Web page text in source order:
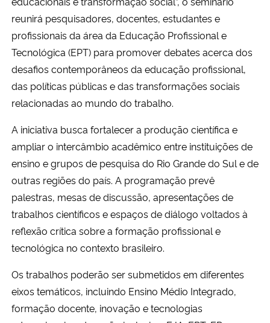
reunirá pesquisadores, docentes, estudantes e
profissionais da área da Educação Profissional e
Tecnológica (EPT) para promover debates acerca dos
desafios contemporâneos da educação profissional,
das políticas públicas e das transformações sociais
relacionadas ao mundo do trabalho.
A iniciativa busca fortalecer a produção científica e
ampliar o intercâmbio acadêmico entre instituições de
ensino e grupos de pesquisa do Rio Grande do Sul e de
outras regiões do país. A programação prevê
palestras, mesas de discussão, apresentações de
trabalhos científicos e espaços de diálogo voltados à
reflexão crítica sobre a formação profissional e
tecnológica no contexto brasileiro.
Os trabalhos poderão ser submetidos em diferentes
eixos temáticos, incluindo Ensino Médio Integrado,
formação docente, inovação e tecnologias